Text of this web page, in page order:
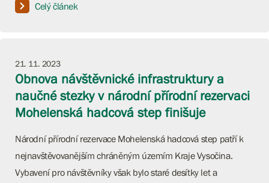
Celý článek
21. 11. 2023
Obnova návštěvnické infrastruktury a
naučné stezky v národní přírodní rezervaci
Mohelenská hadcová step finišuje
Národní přírodní rezervace Mohelenská hadcová step patří k
nejnavštěvovanějším chráněným územím Kraje Vysočina.
Vybavení pro návštěvníky však bylo staré desítky let a